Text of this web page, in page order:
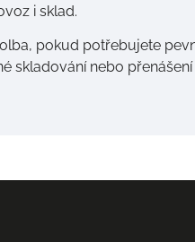
i sklad.
pokud potřebujete
skladování nebo přenášení